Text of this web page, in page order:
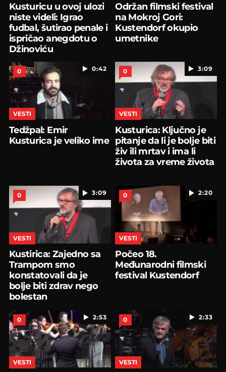
Kusturicu u ovoj ulozi
niste videli: Igrao
fudbal, šutirao penale i
ispričao anegdotu o
Džinoviću
Održan filmski festival
na Mokroj Gori:
Kustendorf okupio
umetnike
0:42
0
VESTI
Tedžpal: Emir
Kusturica je veliko ime
3:09
0
VESTI
Kusturica: Ključno je
pitanje da li je bolje biti
živ ili mrtav i ima li
života za vreme života
3:09
0
VESTI
Kustirica: Zajedno sa
Trampom smo
konstatovali da je
bolje biti zdrav nego
bolestan
2:20
0
VESTI
Počeo 18.
Međunarodni filmski
festival Kustendorf
2:53
0
VESTI
2:33
0
VESTI